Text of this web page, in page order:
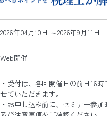
2026年04月10日 ～2026年9月11日
Web開催
・受付は、各回開催日の前日16時
せていただきます。
・お申し込み前に、セミナー参加